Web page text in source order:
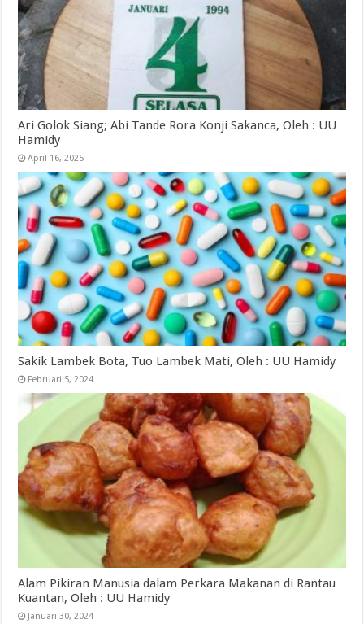
Ari Golok Siang; Abi Tande Rora Konji Sakanca, Oleh : UU
Hamidy
April 16, 2025
Sakik Lambek Bota, Tuo Lambek Mati, Oleh : UU Hamidy
Februari 5, 2024
Alam Pikiran Manusia dalam Perkara Makanan di Rantau
Kuantan, Oleh : UU Hamidy
Januari 30, 2024